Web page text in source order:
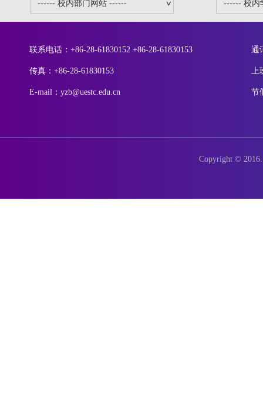
联系电话：+86-28-61830152 +86-28-61830153
传真：+86-28-61830153
E-mail：yzb@uestc.edu.cn
通
上
节
Copyright © 2016.